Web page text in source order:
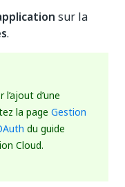
sur la
.
d’une
la page Gestion
du guide
Cloud.